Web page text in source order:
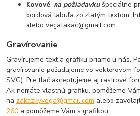
Kovové: na požiadavkušpeciálne
bordová tabuľa zo zlatým textom.
alebo vegatakac@gmail.com
Gravírovanie
Gravírujeme text a grafiku priamo u nás.
gravírovanie požadujeme vo vektorovom
SVG). Pre tlač akceptujeme aj rastrové
Ak nemáte vlastnú grafiku, pomôžeme
na zakazkyvega@gmail.com alebo
260 a pomôžeme Vám s grafikou.